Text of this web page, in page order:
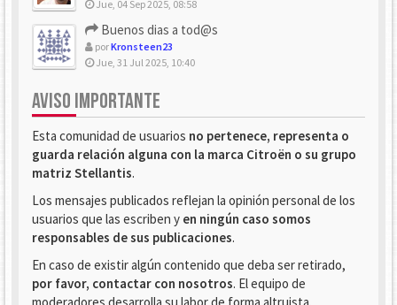
Jue, 04 Sep 2025, 08:58
Buenos dias a tod@s
porKronsteen23
Jue, 31 Jul 2025, 10:40
AVISO IMPORTANTE
Esta comunidad de usuarios no pertenece, representa o
guarda relación alguna con la marca Citroën o su grupo
matriz Stellantis.
Los mensajes publicados reflejan la opinión personal de los
usuarios que las escriben y en ningún caso somos
responsables de sus publicaciones.
En caso de existir algún contenido que deba ser retirado,
por favor, contactar con nosotros. El equipo de